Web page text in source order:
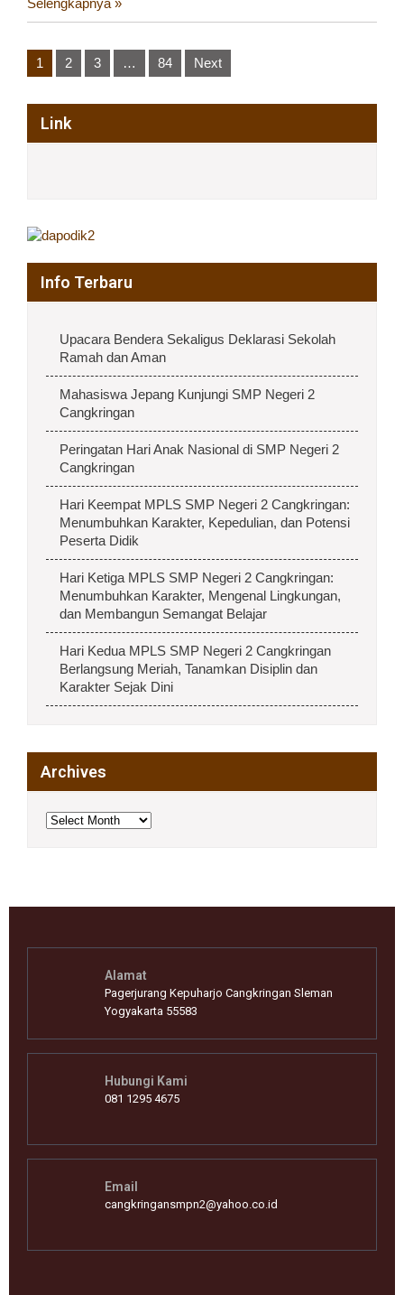
Selengkapnya »
Posts
pagination
1 2 3 … 84 Next
Link
Info Terbaru
Upacara Bendera Sekaligus Deklarasi Sekolah
Ramah dan Aman
Mahasiswa Jepang Kunjungi SMP Negeri 2
Cangkringan
Peringatan Hari Anak Nasional di SMP Negeri 2
Cangkringan
Hari Keempat MPLS SMP Negeri 2 Cangkringan:
Menumbuhkan Karakter, Kepedulian, dan Potensi
Peserta Didik
Hari Ketiga MPLS SMP Negeri 2 Cangkringan:
Menumbuhkan Karakter, Mengenal Lingkungan,
dan Membangun Semangat Belajar
Hari Kedua MPLS SMP Negeri 2 Cangkringan
Berlangsung Meriah, Tanamkan Disiplin dan
Karakter Sejak Dini
Archives
Archives
Alamat
Pagerjurang Kepuharjo Cangkringan Sleman
Yogyakarta 55583
Hubungi Kami
081 1295 4675
Email
cangkringansmpn2@yahoo.co.id